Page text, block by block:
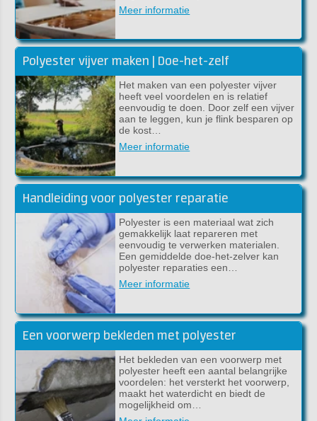
Meer informatie
Polyester vijver maken | Doe-het-zelf
Het maken van een polyester vijver
heeft veel voordelen en is relatief
eenvoudig te doen. Door zelf een vijver
aan te leggen, kun je flink besparen op
de kost…
Meer informatie
Handleiding voor polyester reparatie
Polyester is een materiaal wat zich
gemakkelijk laat repareren met
eenvoudig te verwerken materialen.
Een gemiddelde doe-het-zelver kan
polyester reparaties een…
Meer informatie
Een voorwerp bekleden met polyester
Het bekleden van een voorwerp met
polyester heeft een aantal belangrijke
voordelen: het versterkt het voorwerp,
maakt het waterdicht en biedt de
mogelijkheid om…